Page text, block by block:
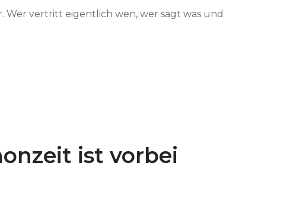
vertritt eigentlich wen, wer sagt was und
ist vorbei